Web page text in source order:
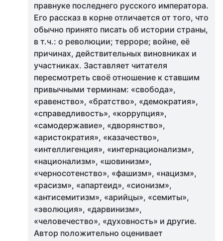
правнуке последнего русского императора.
Его рассказ в корне отличается от того, что
обычно принято писать об истории страны,
в т.ч.: о революции; терроре; войне, её
причинах, действительных виновниках и
участниках. Заставляет читателя
пересмотреть своё отношение к ставшим
привычными терминам: «свобода»,
«равенство», «братство», «демократия»,
«справедливость», «коррупция»,
«самодержавие», «дворянство»,
«аристократия», «казачество»,
«интеллигенция», «интернационализм»,
«национализм», «шовинизм»,
«черносотенство», «фашизм», «нацизм»,
«расизм», «апартеид», «сионизм»,
«антисемитизм», «арийцы», «семиты»,
«эволюция», «дарвинизм»,
«человечество», «духовность» и другие.
Автор положительно оценивает